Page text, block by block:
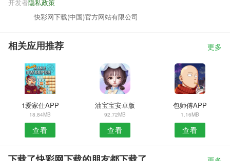
隐私政策
开发者
快彩网下载(中国)官方网站有限公司
相关应用推荐 更多
1爱家仕APP
18.84MB
查看
油宝宝安卓版
92.72MB
查看
包师傅APP
1.16MB
查看